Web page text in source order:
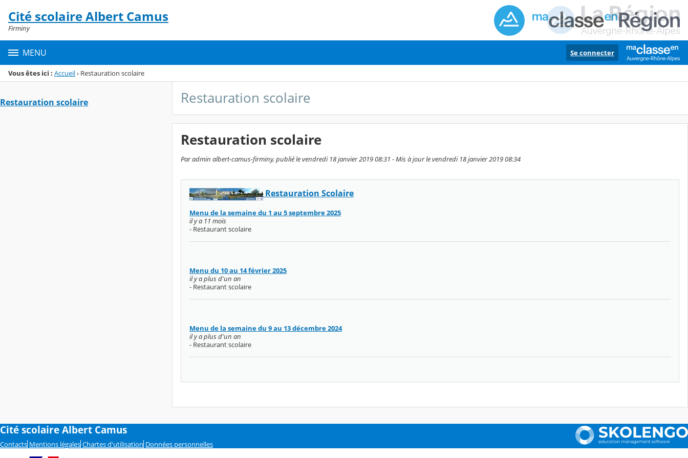
Menu de la rubrique
Contenu
Cité scolaire Albert Camus
Firminy
MENU Se connecter
Vous êtes ici : Accueil› Restauration scolaire
Restauration scolaire Restauration scolaire
Restauration scolaire
Par admin albert-camus-firminy, publié le vendredi 18 janvier 2019 08:31 - Mis à jour le vendredi 18 janvier 2019 08:34
Restauration Scolaire
Menu de la semaine du 1 au 5 septembre 2025
il y a 11 mois
- Restaurant scolaire
Menu du 10 au 14 février 2025
il y a plus d'un an
- Restaurant scolaire
Menu de la semaine du 9 au 13 décembre 2024
il y a plus d'un an
- Restaurant scolaire
Cité scolaire Albert Camus
Contacts Mentions légales Chartes d'utilisation Données personnelles